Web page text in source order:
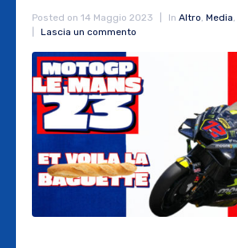
Posted on 14 Maggio 2023 In Altro, Media,
Lascia un commento